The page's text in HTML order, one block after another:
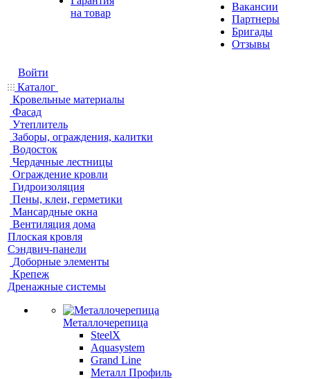
на товар
Вакансии
Партнеры
Бригады
Отзывы
Войти
Каталог
Кровельные материалы
Фасад
Утеплитель
Заборы, ограждения, калитки
Водосток
Чердачные лестницы
Ограждение кровли
Гидроизоляция
Пены, клеи, герметики
Мансардные окна
Вентиляция дома
Плоская кровля
Сэндвич-панели
Доборные элементы
Крепеж
Дренажные системы
Металлочерепица
SteelX
Aquasystem
Grand Line
Металл Профиль